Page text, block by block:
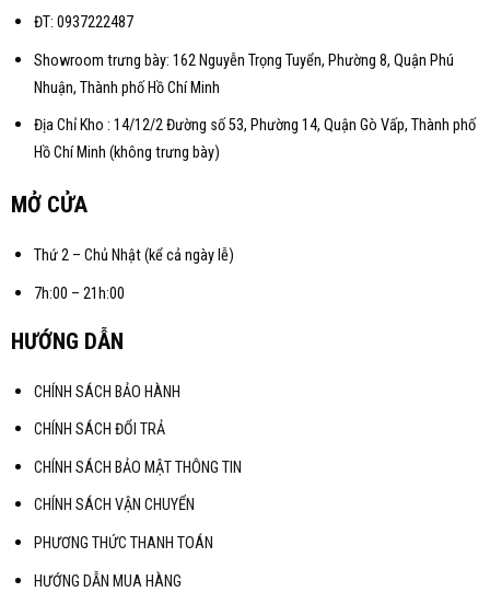
ĐT: 0937222487
Showroom trưng bày: 162 Nguyễn Trọng Tuyển, Phường 8, Quận Phú
Nhuận, Thành phố Hồ Chí Minh
Địa Chỉ Kho : 14/12/2 Đường số 53, Phường 14, Quận Gò Vấp, Thành phố
Hồ Chí Minh (không trưng bày)
MỞ CỬA
Thứ 2 – Chủ Nhật (kể cả ngày lễ)
7h:00 – 21h:00
HƯỚNG DẪN
CHÍNH SÁCH BẢO HÀNH
CHÍNH SÁCH ĐỔI TRẢ
CHÍNH SÁCH BẢO MẬT THÔNG TIN
CHÍNH SÁCH VẬN CHUYỂN
PHƯƠNG THỨC THANH TOÁN
HƯỚNG DẪN MUA HÀNG